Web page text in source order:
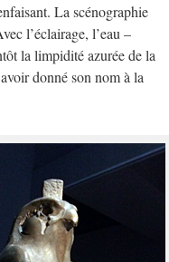
La scénographie
l’éclairage, l’eau –
la limpidité azurée de la
donné son nom à la